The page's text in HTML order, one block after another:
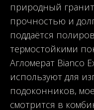
природный гранит
прочностью и
поддаётся
термостойкими
Агломерат Bianco
используют для
подоконников,
смотрится в